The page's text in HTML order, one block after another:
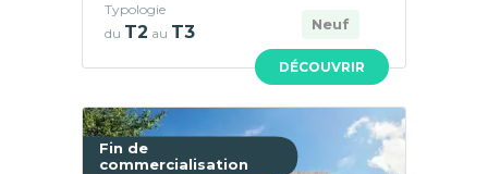
DÉCOUVRIR
Neuf
Typologie
du T2 au T3
Fin de
commercialisation